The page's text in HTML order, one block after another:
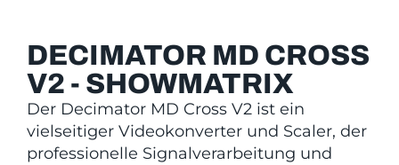
DECIMATOR MD CROSS
V2 - SHOWMATRIX
Der Decimator MD Cross V2 ist ein
vielseitiger Videokonverter und Scaler, der
professionelle Signalverarbeitung und